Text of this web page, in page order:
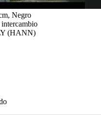
Negro
(HANN)